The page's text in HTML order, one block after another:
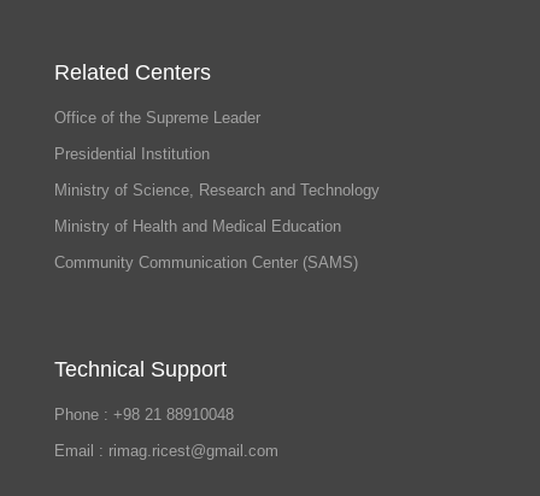
Related Centers
Office of the Supreme Leader
Presidential Institution
Ministry of Science, Research and Technology
Ministry of Health and Medical Education
Community Communication Center (SAMS)
Technical Support
Phone : +98 21 88910048
Email : rimag.ricest@gmail.com